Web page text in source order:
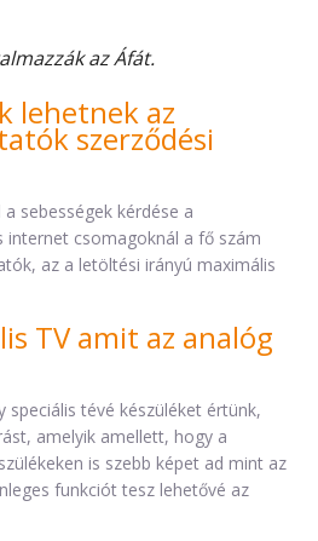
az Áfát.
lehetnek az
szerződési
sebességek kérdése a
internet csomagoknál a fő szám
az a letöltési irányú maximális
TV amit az analóg
speciális tévé készüléket értünk,
amelyik amellett, hogy a
is szebb képet ad mint az
funkciót tesz lehetővé az